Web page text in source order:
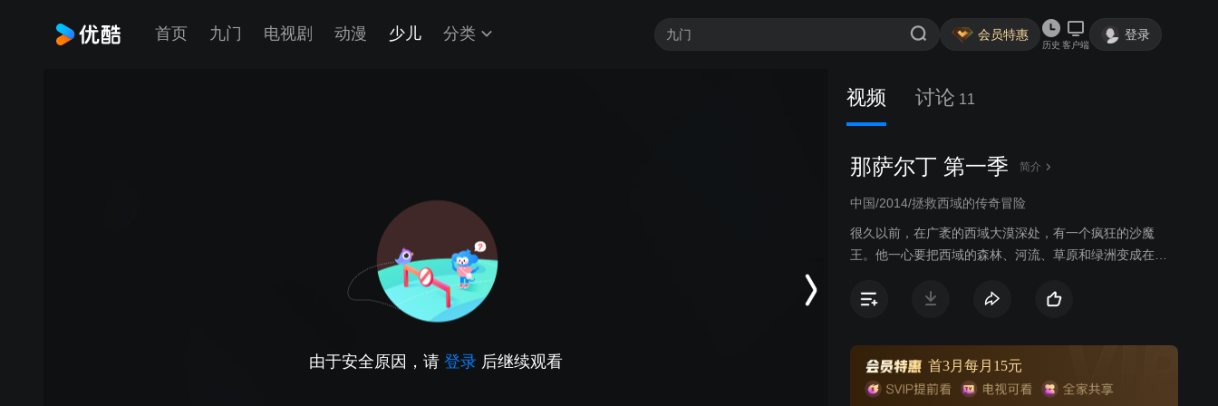
首页 九门 电视剧 动漫 少儿 分类 会员特惠
历史 客户端
登录
由于安全原因，请 登录 后继续观看
视频 讨论 11
那萨尔丁 第一季 简介
中国/2014/拯救西域的传奇冒险
很久以前，在广袤的西域大漠深处，有一个疯狂的沙魔
王。他一心要把西域的森林、河流、草原和绿洲变成在他
沙化，西域少年那萨尔丁和他的小伙伴乌拉、央塔克和奥
们经历千辛万苦，用他们的智慧和勇敢战胜了重重困难，
最终降伏沙魔王，拯救了西域。
首3月每月15元